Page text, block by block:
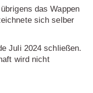
das Wappen
sich selber
Juli 2024 schließen.
wird nicht